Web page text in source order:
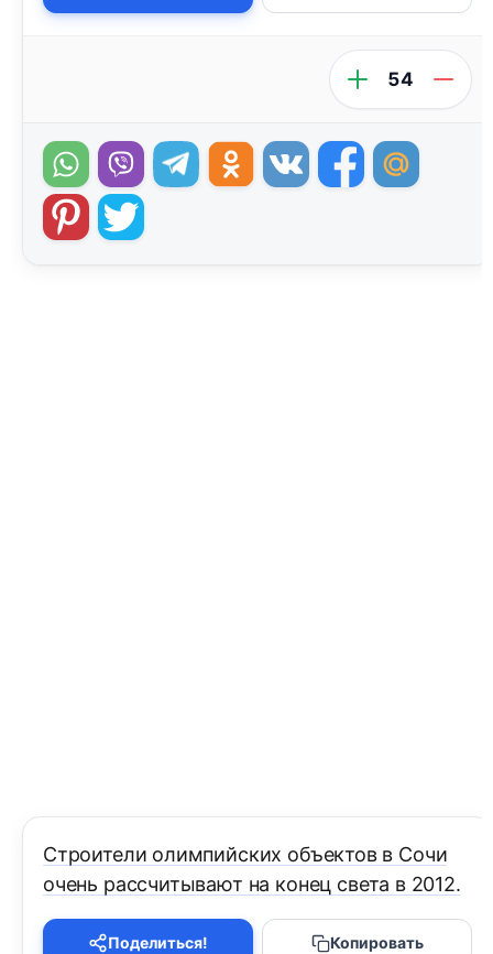
54
Строители олимпийских объектов в Сочи
очень рассчитывают на конец света в 2012.
Поделиться! Копировать